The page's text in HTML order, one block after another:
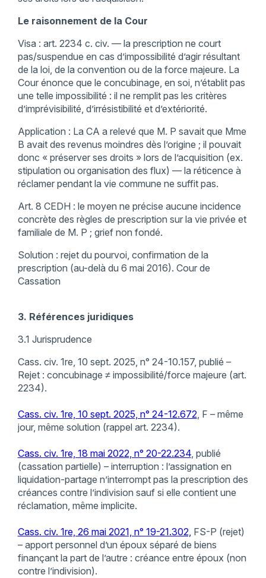
Le raisonnement de la Cour
Visa : art. 2234 c. civ. — la prescription ne court
pas/suspendue en cas d’impossibilité d’agir résultant
de la loi, de la convention ou de la force majeure. La
Cour énonce que le concubinage, en soi, n’établit pas
une telle impossibilité : il ne remplit pas les critères
d’imprévisibilité, d’irrésistibilité et d’extériorité.
Application : La CA a relevé que M. P savait que Mme
B avait des revenus moindres dès l’origine ; il pouvait
donc « préserver ses droits » lors de l’acquisition (ex.
stipulation ou organisation des flux) — la réticence à
réclamer pendant la vie commune ne suffit pas.
Art. 8 CEDH : le moyen ne précise aucune incidence
concrète des règles de prescription sur la vie privée et
familiale de M. P ; grief non fondé.
Solution : rejet du pourvoi, confirmation de la
prescription (au-delà du 6 mai 2016). Cour de
Cassation
3. Références juridiques
3.1 Jurisprudence
Cass. civ. 1re, 10 sept. 2025, n° 24-10.157, publié –
Rejet : concubinage ≠ impossibilité/force majeure (art.
2234).
Cass. civ. 1re, 10 sept. 2025, n° 24-12.672, F – même
jour, même solution (rappel art. 2234).
Cass. civ. 1re, 18 mai 2022, n° 20-22.234, publié
(cassation partielle) – interruption : l’assignation en
liquidation-partage n’interrompt pas la prescription des
créances contre l’indivision sauf si elle contient une
réclamation, même implicite.
Cass. civ. 1re, 26 mai 2021, n° 19-21.302, FS-P (rejet)
– apport personnel d’un époux séparé de biens
finançant la part de l’autre : créance entre époux (non
contre l’indivision).